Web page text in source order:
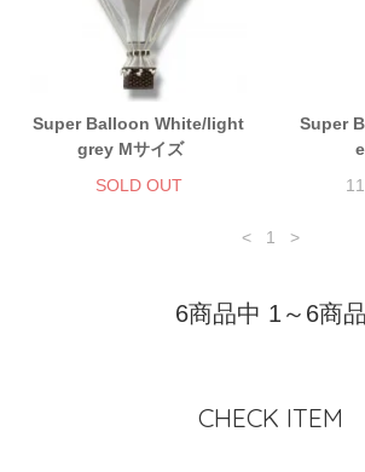
Super Balloon White/light
grey Mサイズ
SOLD OUT
Super
< 1 >
6商品中 1～6商品
CHECK ITEM